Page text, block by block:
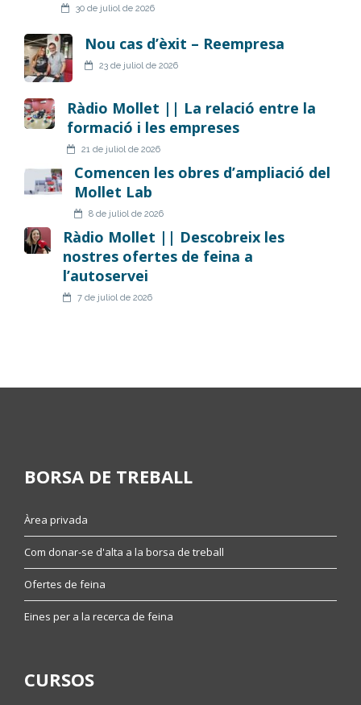
30 de juliol de 2026
Nou cas d’èxit – Reempresa
23 de juliol de 2026
Ràdio Mollet || La relació entre la
formació i les empreses
21 de juliol de 2026
Comencen les obres d’ampliació del
Mollet Lab
8 de juliol de 2026
Ràdio Mollet || Descobreix les
nostres ofertes de feina a
l’autoservei
7 de juliol de 2026
BORSA DE TREBALL
Àrea privada
Com donar-se d'alta a la borsa de treball
Ofertes de feina
Eines per a la recerca de feina
CURSOS